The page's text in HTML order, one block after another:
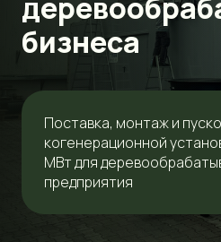
бизнеса
Поставка, монтаж и
когенерационной
МВт для
предприятия